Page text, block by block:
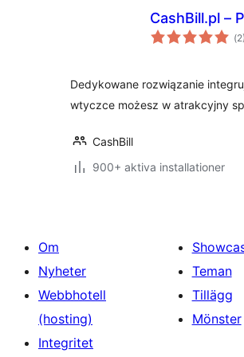
CashBill.pl –
(2)
Dedykowane rozwiązanie
wtyczce możesz w atrakcyjny
CashBill
900+ aktiva installationer
Om
Nyheter
Webbhotell
(hosting)
Integritet
Teman
Tillägg
Mönster